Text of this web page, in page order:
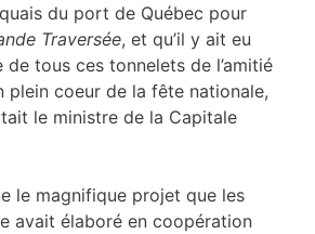
du port de Québec pour
Traversée, et qu’il y ait eu
de tous ces tonnelets de l’amitié
plein coeur de la fête nationale,
le ministre de la Capitale
le magnifique projet que les
avait élaboré en coopération